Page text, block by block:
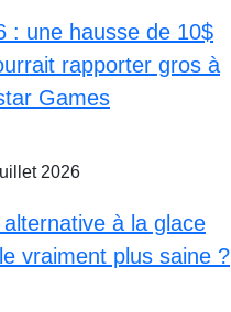
: une hausse de 10$
rapporter gros à
Games
2026
à la glace
vraiment plus saine ?